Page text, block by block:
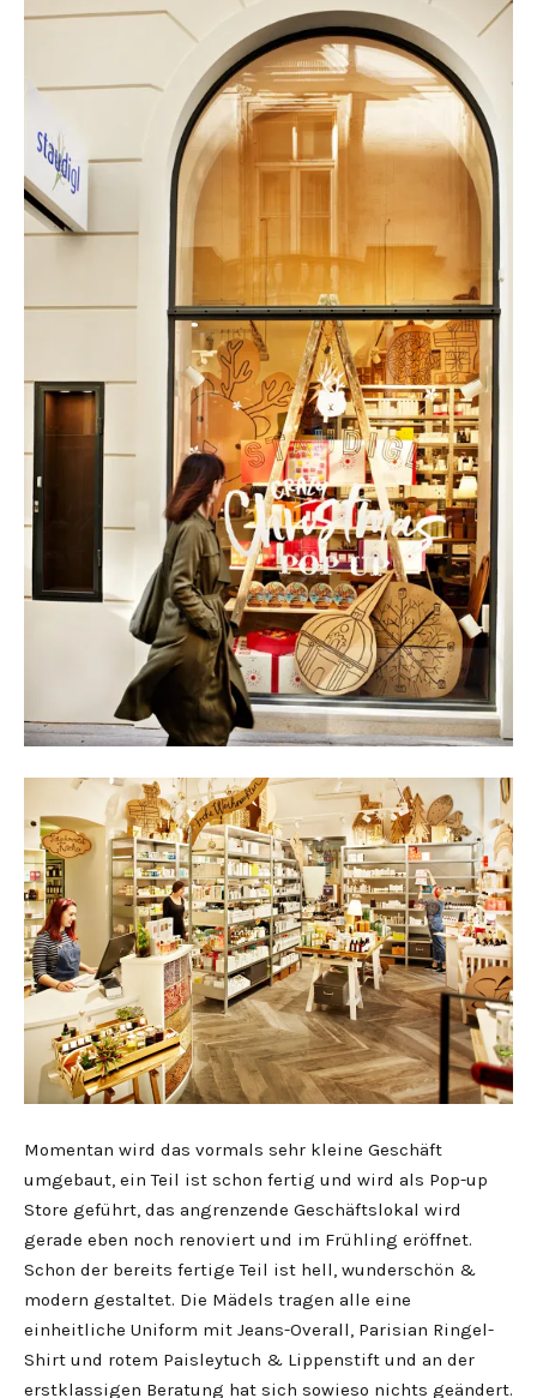
Momentan wird das vormals sehr kleine Geschäft
umgebaut, ein Teil ist schon fertig und wird als Pop-up
Store geführt, das angrenzende Geschäftslokal wird
gerade eben noch renoviert und im Frühling eröffnet.
Schon der bereits fertige Teil ist hell, wunderschön &
modern gestaltet. Die Mädels tragen alle eine
einheitliche Uniform mit Jeans-Overall, Parisian Ringel-
Shirt und rotem Paisleytuch & Lippenstift und an der
erstklassigen Beratung hat sich sowieso nichts geändert.